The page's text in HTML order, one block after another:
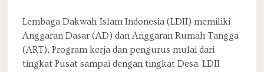
Lembaga Dakwah Islam Indonesia (LDII) memiliki
Anggaran Dasar (AD) dan Anggaran Rumah Tangga
(ART), Program kerja dan pengurus mulai dari
tingkat Pusat sampai dengan tingkat Desa. LDII